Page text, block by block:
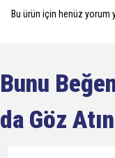
Bu ürün için henüz yorum
Bunu
da Göz Atın